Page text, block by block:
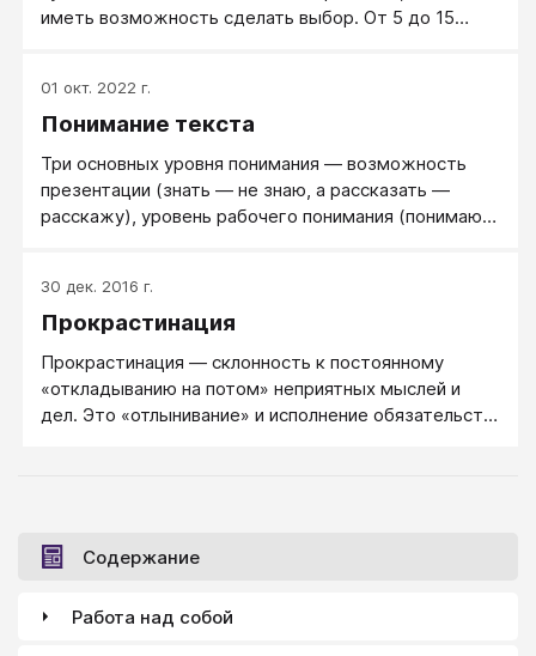
иметь возможность сделать выбор. От 5 до 15
01 окт. 2022 г.
Понимание текста
Три основных уровня понимания — возможность
презентации (знать — не знаю, а рассказать —
расскажу), уровень рабочего понимания (понимаю
30 дек. 2016 г.
Прокрастинация
Прокрастинация — склонность к постоянному
«откладыванию на потом» неприятных мыслей и
дел. Это «отлынивание» и исполнение обязательств
Содержание
Работа над собой